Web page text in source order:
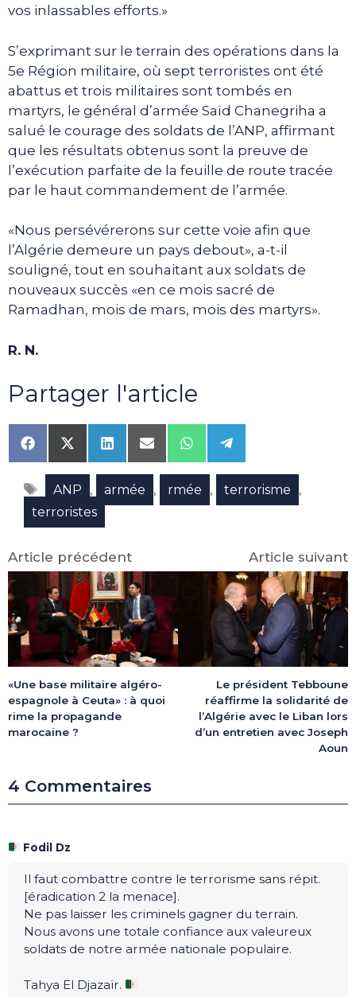
vos inlassables efforts.»
S’exprimant sur le terrain des opérations dans la
5e Région militaire, où sept terroristes ont été
abattus et trois militaires sont tombés en
martyrs, le général d’armée Saïd Chanegriha a
salué le courage des soldats de l’ANP, affirmant
que les résultats obtenus sont la preuve de
l’exécution parfaite de la feuille de route tracée
par le haut commandement de l’armée.
«Nous persévérerons sur cette voie afin que
l’Algérie demeure un pays debout», a-t-il
souligné, tout en souhaitant aux soldats de
nouveaux succès «en ce mois sacré de
Ramadhan, mois de mars, mois des martyrs».
R. N.
Partager l'article
Share
on
Facebook
Share
on
X
(Twitter)
Share
on
LinkedIn
Share
on
Email
Share
on
WhatsApp
Share
on
Telegram
Étiquettes
ANP , armée , rmée , terrorisme ,
terroristes
Article précédent
«Une base militaire algéro-
espagnole à Ceuta» : à quoi
rime la propagande
marocaine ?
Article suivant
Le président Tebboune
réaffirme la solidarité de
l’Algérie avec le Liban lors
d’un entretien avec Joseph
Aoun
4 Commentaires
Fodil Dz
Il faut combattre contre le terrorisme sans répit.
[éradication 2 la menace].
Ne pas laisser les criminels gagner du terrain.
Nous avons une totale confiance aux valeureux
soldats de notre armée nationale populaire.
Tahya El Djazaïr.